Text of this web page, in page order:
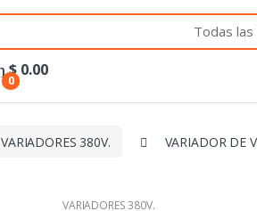
0
$ 0.00
VARIADORES 380V.
VARIADOR DE
VARIADORES 380V.